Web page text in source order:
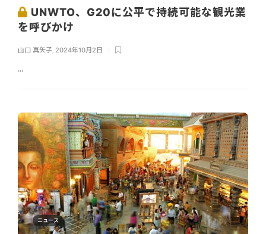
UNWTO、G20に公平で持続可能な観光業
を呼びかけ
山口 真矢子 2024年10月2日
...
ニュース